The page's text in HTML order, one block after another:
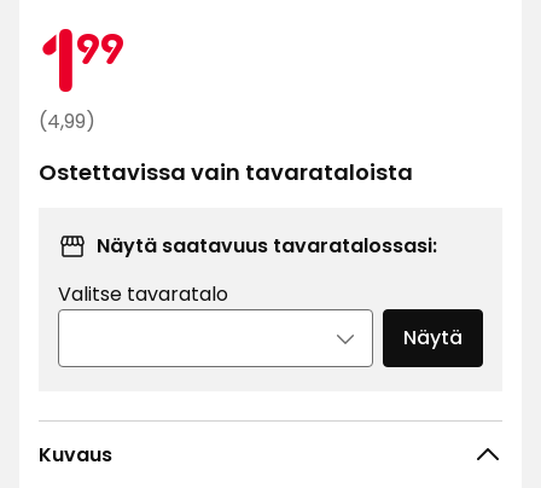
199
€
Normaali
4,99
(4,99)
Ostettavissa vain tavarataloista
Näytä saatavuus tavaratalossasi:
Valitse tavaratalo
Näytä
Kuvaus